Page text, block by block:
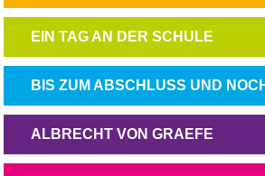
ÜBERSPRINGEN
NAVIGATION
ÜBERSPRINGEN
EIN TAG AN DER SCHULE
NAVIGATION
ÜBERSPRINGEN
BIS ZUM ABSCHLUSS UND
NAVIGATION
ÜBERSPRINGEN
ALBRECHT VON GRAEFE